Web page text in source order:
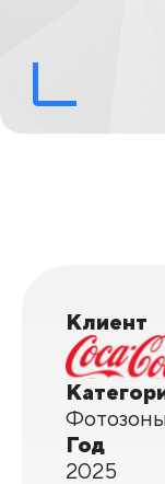
Клиент
Год
2025